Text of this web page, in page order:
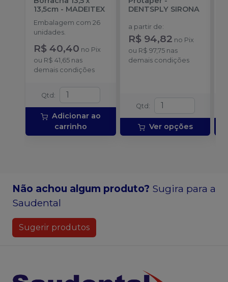
13,5cm - MADEITEX
Embalagem com 26
unidades.
R$ 40,40 no Pix
ou R$ 41,65 nas
demais condições
Qtd :
Adicionar ao
carrinho
DENTSPLY SIRONA
a partir de:
R$ 94,82 no Pix
ou R$ 97,75nas
demais condições
Qtd :
Ver opções
Não achou algum produto? Sugira para a
Saudental
Sugerir produtos